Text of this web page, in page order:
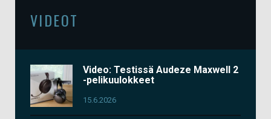
VIDEOT
Video: Testissä Audeze Maxwell 2
-pelikuulokkeet
15.6.2026